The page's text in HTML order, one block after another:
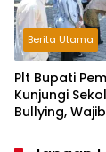
Berita Utama
Plt Bupati
Kunjungi
Bullying,